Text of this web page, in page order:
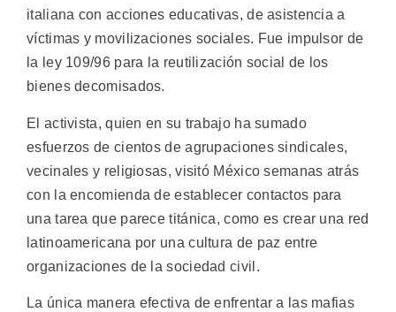
italiana con acciones educativas, de asistencia a
víctimas y movilizaciones sociales. Fue impulsor de
la ley 109/96 para la reutilización social de los
bienes decomisados.
El activista, quien en su trabajo ha sumado
esfuerzos de cientos de agrupaciones sindicales,
vecinales y religiosas, visitó México semanas atrás
con la encomienda de establecer contactos para
una tarea que parece titánica, como es crear una red
latinoamericana por una cultura de paz entre
organizaciones de la sociedad civil.
La única manera efectiva de enfrentar a las mafias